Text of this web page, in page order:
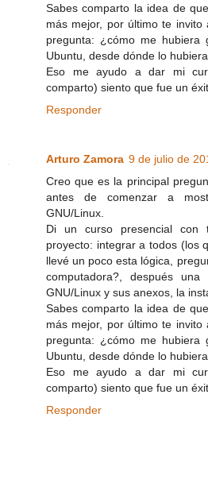
Sabes comparto la idea de
más mejor, por último te
pregunta: ¿cómo me hubiera
Ubuntu, desde dónde lo
Eso me ayudo a dar mi
comparto) siento que fue un
Responder
Arturo Zamora 9 de julio de
Creo que es la principal
antes de comenzar a
GNU/Linux.
Di un curso presencial con
proyecto: integrar a todos (los
llevé un poco esta lógica,
computadora?, después
GNU/Linux y sus anexos, la
Sabes comparto la idea de
más mejor, por último te
pregunta: ¿cómo me hubiera
Ubuntu, desde dónde lo
Eso me ayudo a dar mi
comparto) siento que fue un
Responder